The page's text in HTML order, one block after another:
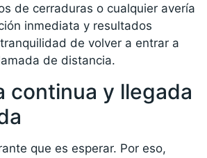
de cerraduras o cualquier avería
inmediata y resultados
de volver a entrar a
de distancia.
continua y llegada
que es esperar. Por eso,